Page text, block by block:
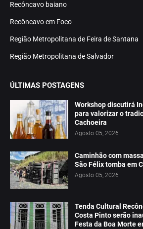
Recôncavo baiano
Recôncavo em Foco
Região Metropolitana de Feira de Santana
Região Metropolitana de Salvador
ÚLTIMAS POSTAGENS
Workshop discutirá
para valorizar o
Cachoeira
Agosto 05, 2026
Caminhão com
São Félix tomba em
Agosto 05, 2026
Tenda Cultural
Costa Pinto serão
Festa da Boa Morte